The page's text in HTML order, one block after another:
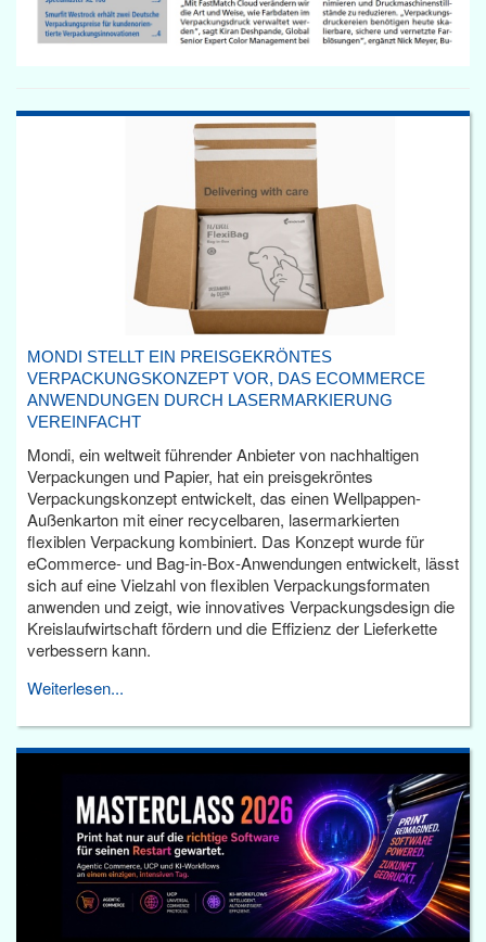
MONDI STELLT EIN PREISGEKRÖNTES
VERPACKUNGSKONZEPT VOR, DAS ECOMMERCE
ANWENDUNGEN DURCH LASERMARKIERUNG
VEREINFACHT
Mondi, ein weltweit führender Anbieter von nachhaltigen
Verpackungen und Papier, hat ein preisgekröntes
Verpackungskonzept entwickelt, das einen Wellpappen-
Außenkarton mit einer recycelbaren, lasermarkierten
flexiblen Verpackung kombiniert. Das Konzept wurde für
eCommerce- und Bag-in-Box-Anwendungen entwickelt, lässt
sich auf eine Vielzahl von flexiblen Verpackungsformaten
anwenden und zeigt, wie innovatives Verpackungsdesign die
Kreislaufwirtschaft fördern und die Effizienz der Lieferkette
verbessern kann.
Weiterlesen...